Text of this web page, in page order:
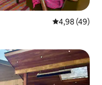
4,98 de uma
4,98 (49)
hóspedes